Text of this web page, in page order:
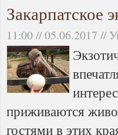
Закарпатское
11:00 // 05.06.2017 //
приживаются
гостями в этих